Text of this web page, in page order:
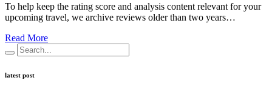
To help keep the rating score and analysis content relevant for your
upcoming travel, we archive reviews older than two years…
Read More
latest post